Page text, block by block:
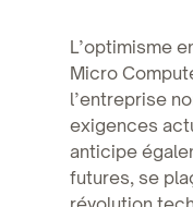
L’optimisme
Micro
l’entreprise
exigences
anticipe
futures, se